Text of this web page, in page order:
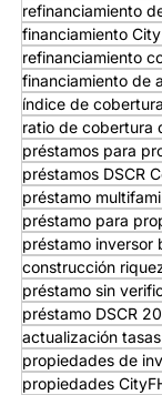
refinanciamiento
financiamiento
refinanciamiento
financiamiento de
índice de
ratio de cobertura
préstamos para
préstamos DSCR
préstamo
préstamo para
préstamo inversor
construcción
préstamo sin
préstamo DSCR
actualización
propiedades de
propiedades